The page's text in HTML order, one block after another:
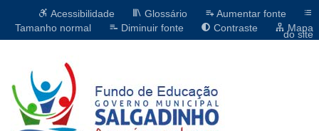
Acessibilidade Glossário
Aumentar fonte
Tamanho normal
Diminuir fonte Contraste Mapa
do site